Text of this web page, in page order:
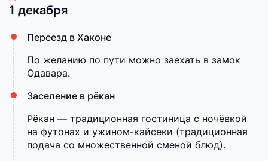
1 декабря
Переезд в Хаконе
По желанию по пути можно заехать в замок
Одавара.
Заселение в рёкан
Рёкан — традиционная гостиница с ночёвкой
на футонах и ужином-кайсеки (традиционная
подача со множественной сменой блюд).